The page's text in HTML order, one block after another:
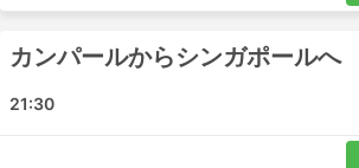
カンパールからシンガポールへ
21:30